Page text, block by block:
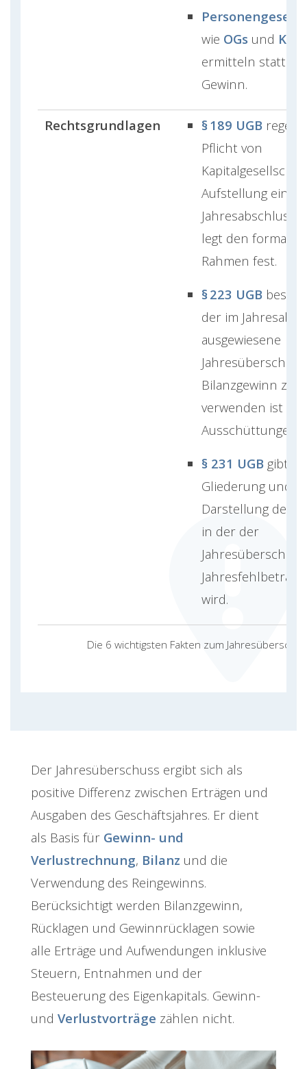
Die 6 wichtigsten Fakten zum
wie OGs und KGs
ermitteln
Gewinn.
Rechtsgrundlagen § 189 UGB regelt
Pflicht von
Aufstellung eines
legt den formalen
Rahmen fest.
§ 223 UGB
der im
ausgewiesene
Bilanzgewinn zu
verwenden ist (z.
Ausschüttungen).
§ 231 UGB gibt
Gliederung und
Darstellung der
in der der
Jahresfehlbetrag
wird.
Der Jahresüberschuss ergibt sich als
positive Differenz zwischen Erträgen und
Ausgaben des Geschäftsjahres. Er dient
als Basis für Gewinn- und
Verlustrechnung, Bilanz und die
Verwendung des Reingewinns.
Berücksichtigt werden Bilanzgewinn,
Rücklagen und Gewinnrücklagen sowie
alle Erträge und Aufwendungen inklusive
Steuern, Entnahmen und der
Besteuerung des Eigenkapitals. Gewinn-
und Verlustvorträge zählen nicht.